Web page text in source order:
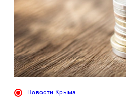
Новости Крыма